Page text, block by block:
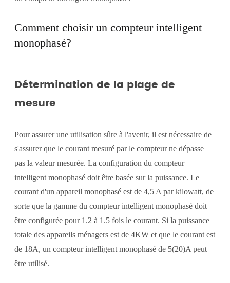
Comment choisir un compteur intelligent
monophasé?
Détermination de la plage de
mesure
Pour assurer une utilisation sûre à l'avenir, il est nécessaire de
s'assurer que le courant mesuré par le compteur ne dépasse
pas la valeur mesurée. La configuration du compteur
intelligent monophasé doit être basée sur la puissance. Le
courant d'un appareil monophasé est de 4,5 A par kilowatt, de
sorte que la gamme du compteur intelligent monophasé doit
être configurée pour 1.2 à 1.5 fois le courant. Si la puissance
totale des appareils ménagers est de 4KW et que le courant est
de 18A, un compteur intelligent monophasé de 5(20)A peut
être utilisé.